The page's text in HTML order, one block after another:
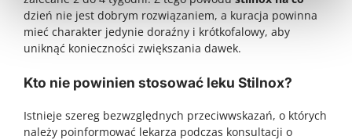
dzień nie jest dobrym rozwiązaniem, a kuracja powinna
mieć charakter jedynie doraźny i krótkofalowy, aby
uniknąć konieczności zwiększania dawek.
Kto nie powinien stosować leku Stilnox?
Istnieje szereg bezwzględnych przeciwwskazań, o których
należy poinformować lekarza podczas konsultacji o